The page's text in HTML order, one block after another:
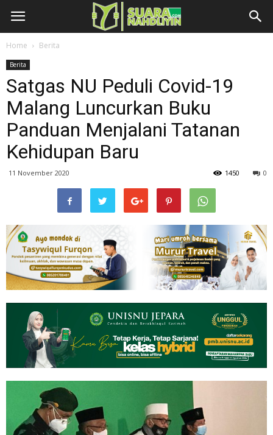
Home Berita
Berita
Satgas NU Peduli Covid-19
Malang Luncurkan Buku
Panduan Menjalani Tatanan
Kehidupan Baru
11 November 2020 0
1450